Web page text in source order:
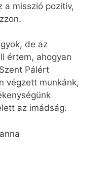
a misszió pozitív,
de az
értem, ahogyan
Pálért
végzett munkánk,
az imádság.